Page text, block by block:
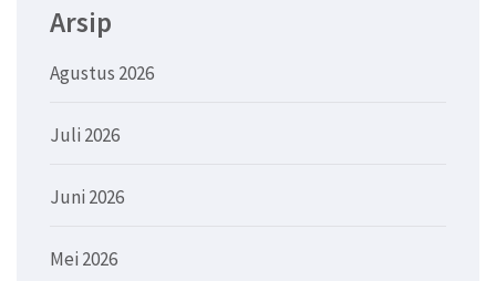
Arsip
Agustus 2026
Juli 2026
Juni 2026
Mei 2026